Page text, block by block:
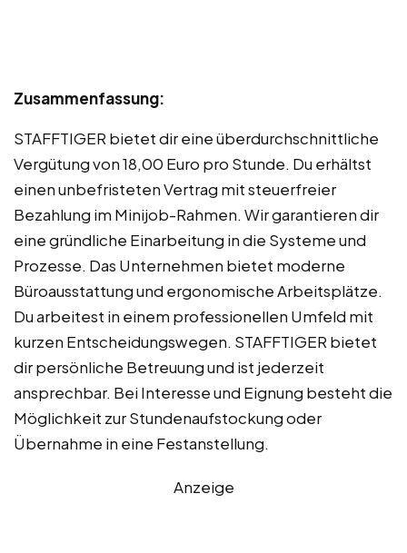
Zusammenfassung:
STAFFTIGER bietet dir eine überdurchschnittliche
Vergütung von 18,00 Euro pro Stunde. Du erhältst
einen unbefristeten Vertrag mit steuerfreier
Bezahlung im Minijob-Rahmen. Wir garantieren dir
eine gründliche Einarbeitung in die Systeme und
Prozesse. Das Unternehmen bietet moderne
Büroausstattung und ergonomische Arbeitsplätze.
Du arbeitest in einem professionellen Umfeld mit
kurzen Entscheidungswegen. STAFFTIGER bietet
dir persönliche Betreuung und ist jederzeit
ansprechbar. Bei Interesse und Eignung besteht die
Möglichkeit zur Stundenaufstockung oder
Übernahme in eine Festanstellung.
Anzeige